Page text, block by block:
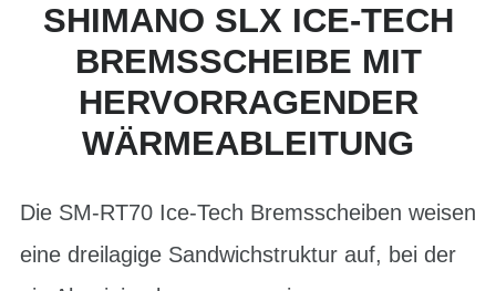
SHIMANO SLX ICE-TECH
BREMSSCHEIBE MIT
HERVORRAGENDER
WÄRMEABLEITUNG
Die SM-RT70 Ice-Tech Bremsscheiben weisen
eine dreilagige Sandwichstruktur auf, bei der